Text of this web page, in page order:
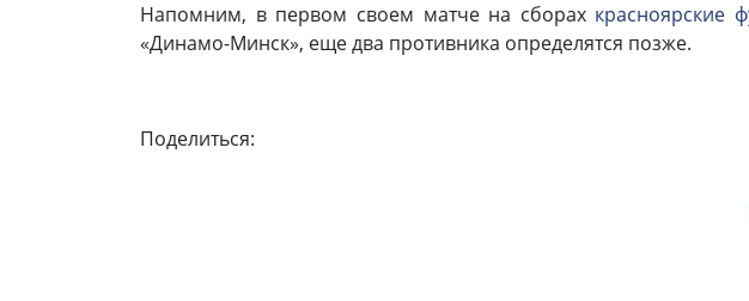
Напомним, в первом своем матче на сборах красноярские
«Динамо-Минск», еще два противника определятся позже.
Поделиться: